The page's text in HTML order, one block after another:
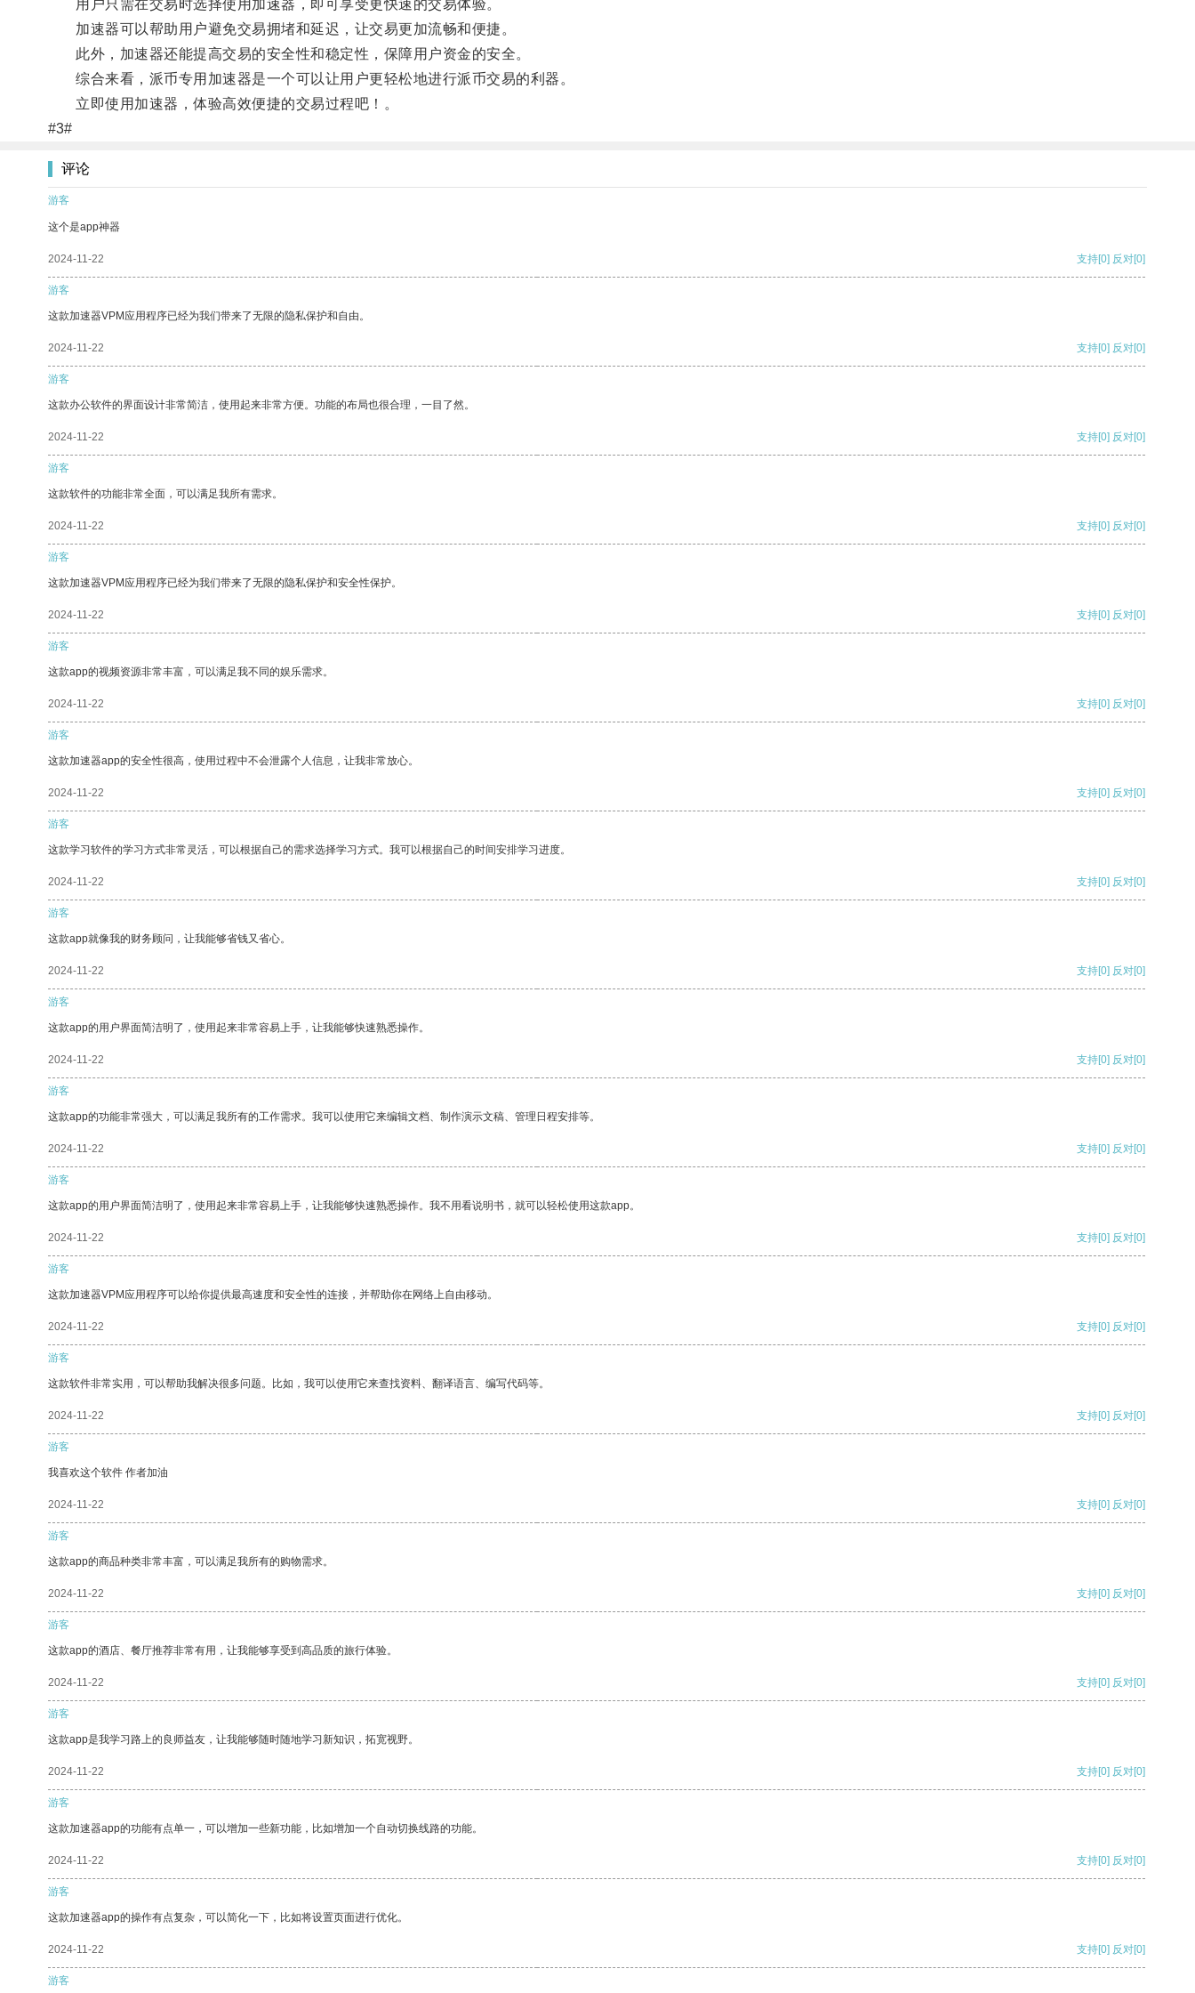
用户只需在交易时选择使用加速器，即可享受更快速的交易体验。
加速器可以帮助用户避免交易拥堵和延迟，让交易更加流畅和便捷。
此外，加速器还能提高交易的安全性和稳定性，保障用户资金的安全。
综合来看，派币专用加速器是一个可以让用户更轻松地进行派币交易的利器。
立即使用加速器，体验高效便捷的交易过程吧！。
#3#
评论
游客
这个是app神器
2024-11-22 支持[0] 反对[0]
游客
这款加速器VPM应用程序已经为我们带来了无限的隐私保护和自由。
2024-11-22 支持[0] 反对[0]
游客
这款办公软件的界面设计非常简洁，使用起来非常方便。功能的布局也很合理，一目了然。
2024-11-22 支持[0] 反对[0]
游客
这款软件的功能非常全面，可以满足我所有需求。
2024-11-22 支持[0] 反对[0]
游客
这款加速器VPM应用程序已经为我们带来了无限的隐私保护和安全性保护。
2024-11-22 支持[0] 反对[0]
游客
这款app的视频资源非常丰富，可以满足我不同的娱乐需求。
2024-11-22 支持[0] 反对[0]
游客
这款加速器app的安全性很高，使用过程中不会泄露个人信息，让我非常放心。
2024-11-22 支持[0] 反对[0]
游客
这款学习软件的学习方式非常灵活，可以根据自己的需求选择学习方式。我可以根据自己的时间安排学习进度。
2024-11-22 支持[0] 反对[0]
游客
这款app就像我的财务顾问，让我能够省钱又省心。
2024-11-22 支持[0] 反对[0]
游客
这款app的用户界面简洁明了，使用起来非常容易上手，让我能够快速熟悉操作。
2024-11-22 支持[0] 反对[0]
游客
这款app的功能非常强大，可以满足我所有的工作需求。我可以使用它来编辑文档、制作演示文稿、管理日程安排等。
2024-11-22 支持[0] 反对[0]
游客
这款app的用户界面简洁明了，使用起来非常容易上手，让我能够快速熟悉操作。我不用看说明书，就可以轻松使用这款app。
2024-11-22 支持[0] 反对[0]
游客
这款加速器VPM应用程序可以给你提供最高速度和安全性的连接，并帮助你在网络上自由移动。
2024-11-22 支持[0] 反对[0]
游客
这款软件非常实用，可以帮助我解决很多问题。比如，我可以使用它来查找资料、翻译语言、编写代码等。
2024-11-22 支持[0] 反对[0]
游客
我喜欢这个软件 作者加油
2024-11-22 支持[0] 反对[0]
游客
这款app的商品种类非常丰富，可以满足我所有的购物需求。
2024-11-22 支持[0] 反对[0]
游客
这款app的酒店、餐厅推荐非常有用，让我能够享受到高品质的旅行体验。
2024-11-22 支持[0] 反对[0]
游客
这款app是我学习路上的良师益友，让我能够随时随地学习新知识，拓宽视野。
2024-11-22 支持[0] 反对[0]
游客
这款加速器app的功能有点单一，可以增加一些新功能，比如增加一个自动切换线路的功能。
2024-11-22 支持[0] 反对[0]
游客
这款加速器app的操作有点复杂，可以简化一下，比如将设置页面进行优化。
2024-11-22 支持[0] 反对[0]
游客